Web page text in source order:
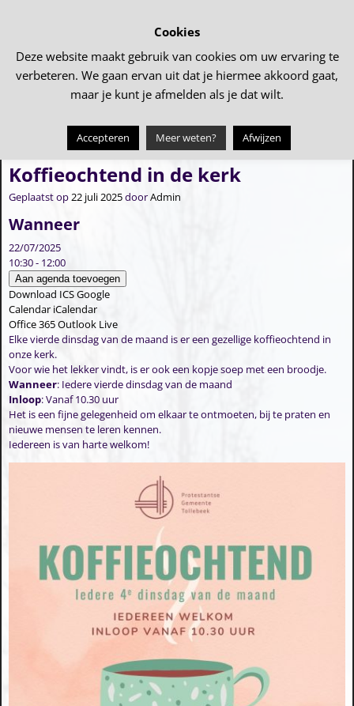
Bericht navigatie
Koffieochtend in de kerk Koffieochtend in de kerk
Koffieochtend in de kerk
Geplaatst op22 juli 2025doorAdmin
Wanneer
22/07/2025
10:30 - 12:00
Aan agenda toevoegen
Download ICSGoogle
Calendar iCalendar
Office 365Outlook Live
Elke vierde dinsdag van de maand is er een gezellige koffieochtend in
onze kerk.
Voor wie het lekker vindt, is er ook een kopje soep met een broodje.
Wanneer: Iedere vierde dinsdag van de maand
Inloop: Vanaf 10.30 uur
Het is een fijne gelegenheid om elkaar te ontmoeten, bij te praten en
nieuwe mensen te leren kennen.
Iedereen is van harte welkom!
Cookies
Deze website maakt gebruik van cookies om uw ervaring te
verbeteren. We gaan ervan uit dat je hiermee akkoord gaat,
maar je kunt je afmelden als je dat wilt.
Accepteren Meer weten? Afwijzen